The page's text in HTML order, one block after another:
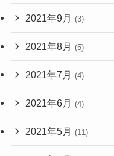
2021年9月 (3)
2021年8月 (5)
2021年7月 (4)
2021年6月 (4)
2021年5月 (11)